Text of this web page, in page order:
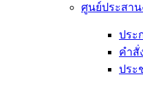
ศูนย์ประสาน
ประ
คำสั่
ประ